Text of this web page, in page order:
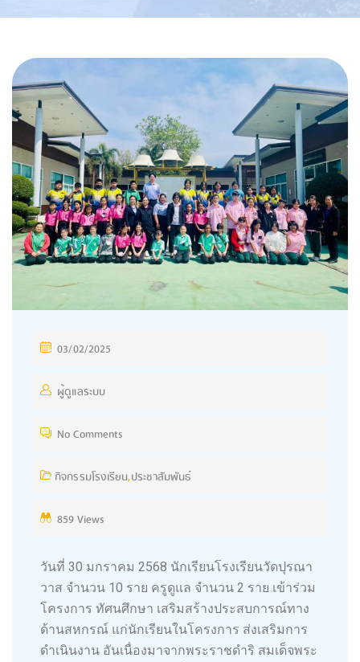
03/02/2025
ผู้ดูแลระบบ
No Comments
กิจกรรมโรงเรียน,ประชาสัมพันธ์
859 Views
วันที่ 30 มกราคม 2568 นักเรียนโรงเรียนวัดปุรณา
วาส จำนวน 10 ราย ครูดูแล จำนวน 2 ราย เข้าร่วม
โครงการ ทัศนศึกษา เสริมสร้างประสบการณ์ทาง
ด้านสหกรณ์ แก่นักเรียนในโครงการ ส่งเสริมการ
ดำเนินงาน อันเนื่องมาจากพระราชดำริ สมเด็จพระ